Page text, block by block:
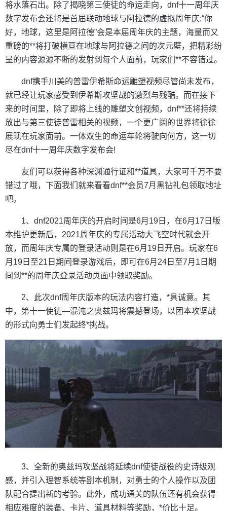
将水落石出。除了揭晓第三使徒的命运走向，dnf十一周年庆
数字发布会还将是首届联动地球与阿拉德的虚拟周年庆;“你
好，地球，这里是阿拉德”会是本届周年庆的主题，海量而又
重磅的**将打破横亘在地球与阿拉德之间的次元壁，把精彩纷
呈的内容源源不断的发射到每个人面前，玩家们**不容错过。
dnf携手川美的普雷伊希斯命运雕塑视频尽管尚未发布，
就已经让玩家感受到伊希斯攻坚战的激烈与残酷。而在接下
来的时间里，除了即将上线的雕塑文创视频，dnf**还将持续
放出与第三使徒普雷相关的视频，一个更广阔的世界将徐徐
展现在玩家面前。一体双生的命运车轮将驶向何方，这一切
尽在dnf十一周年庆数字发布会!
友们可以获得各种深渊通行证和**道具，大家可千万不要
错过了哦，下面我们就来看看dnf**会员7月黑钻礼包领取地址
吧。
1、dnf2021周年庆的开启时间是6月19日，在6月17日版
本维护更新后，2021周年庆的专属活动大飞空时代就会开
放，而周年庆专属的登录活动则是在6月19日开启。玩家在6
月19日至21日期间登录游戏后，即可在6月24日至7月1日期
间到**的周年庆登录活动页面中领取奖励。
2、此次dnf周年庆版本的玩法内容打造，*具诚意。其
中，第十一使徒—混沌之奥兹玛将震撼登场，以团本攻坚战
的形式向勇士们发起终*挑战。
3、全新的奥兹玛攻坚战将延续dnf使徒战役的史诗级观
感，并引入理智系统等副本机制，对勇士的个人操作以及团
队配合提出新的考验。此外，成功通关的队伍还有机会获得
相应难度的装备、卡片、道具材料等奖励，*价比十足。